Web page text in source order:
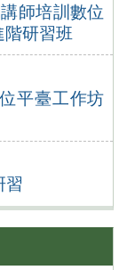
師培訓數位
階研習班
平臺工作坊
習